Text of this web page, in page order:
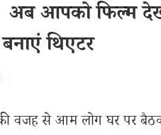
आपको फिल्म
थिएटर
वजह से आम लोग घर पर